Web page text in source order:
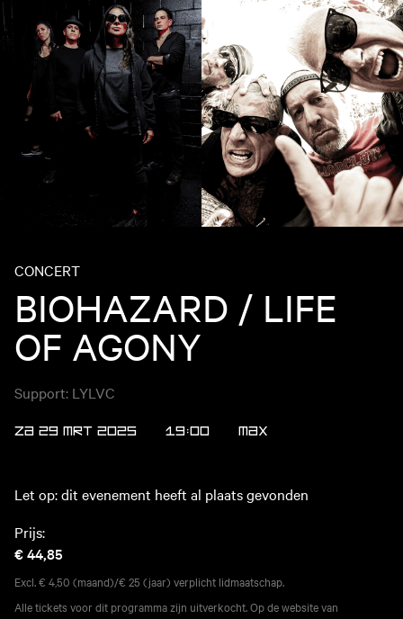
CONCERT
BIOHAZARD / LIFE
OF AGONY
Support: LYLVC
ZA 29 MRT 2025 19:00 MAX
Let op: dit evenement heeft al plaats gevonden
Prijs:
€ 44,85
Excl. € 4,50 (maand)/€ 25 (jaar) verplicht lidmaatschap.
Alle tickets voor dit programma zijn uitverkocht. Op de website van